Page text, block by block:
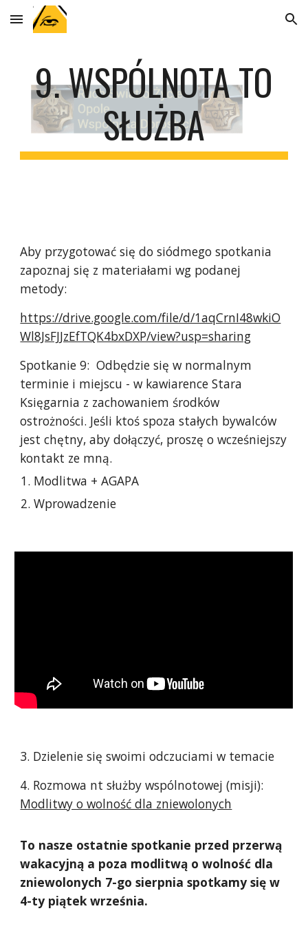
Skip to main content Skip to navigation
9. WSPÓLNOTA TO
SŁUŻBA
Aby przygotować się do siódmego spotkania
zapoznaj się z materiałami wg podanej
metody:
https://drive.google.com/file/d/1aqCrnI48wkiO
Wl8JsFJJzEfTQK4bxDXP/view?usp=sharing
Spotkanie 9: Odbędzie się w normalnym
terminie i miejscu - w kawiarence Stara
Księgarnia z zachowaniem środków
ostrożności. Jeśli ktoś spoza stałych bywalców
jest chętny, aby dołączyć, proszę o wcześniejszy
kontakt ze mną.
Modlitwa + AGAPA
Wprowadzenie
3. Dzielenie się swoimi odczuciami w temacie
4. Rozmowa nt służby wspólnotowej (misji):
Modlitwy o wolność dla zniewolonych
To nasze ostatnie spotkanie przed przerwą
wakacyjną a poza modlitwą o wolność dla
zniewolonych 7-go sierpnia spotkamy się w
4-ty piątek września.